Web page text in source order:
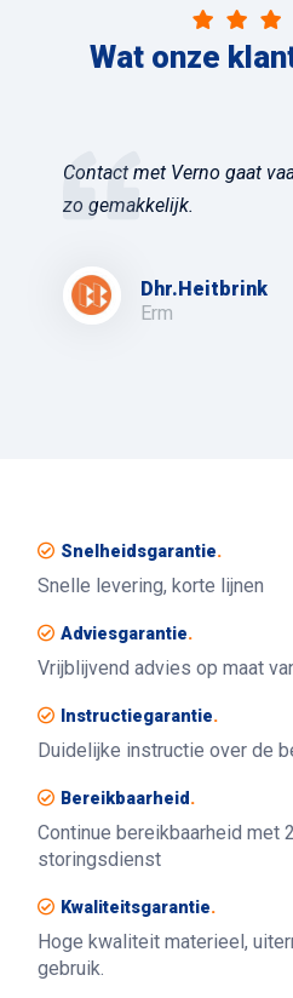
Wat onze
Contact met Verno gaat
zo gemakkelijk.
Dhr.Heitbrink
Erm
Snelheidsgarantie.
Snelle levering, korte lijnen
Adviesgarantie.
Vrijblijvend advies op maat
Instructiegarantie.
Duidelijke instructie over de
Bereikbaarheid .
Continue bereikbaarheid met
storingsdienst
Kwaliteitsgarantie.
Hoge kwaliteit materieel,
gebruik.